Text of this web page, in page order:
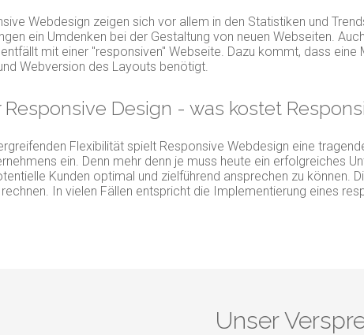
Webdesign zeigen sich vor allem in den Statistiken und
ein Umdenken bei der Gestaltung von neuen Webseiten.
mit einer "responsiven" Webseite. Dazu kommt, dass
Webversion des Layouts benötigt.
Design - was kostet
Flexibilität spielt Responsive Webdesign eine
ein. Denn mehr denn je muss heute ein erfolgreiches
Kunden optimal und zielführend ansprechen zu
In vielen Fällen entspricht die Implementierung eines
Unser